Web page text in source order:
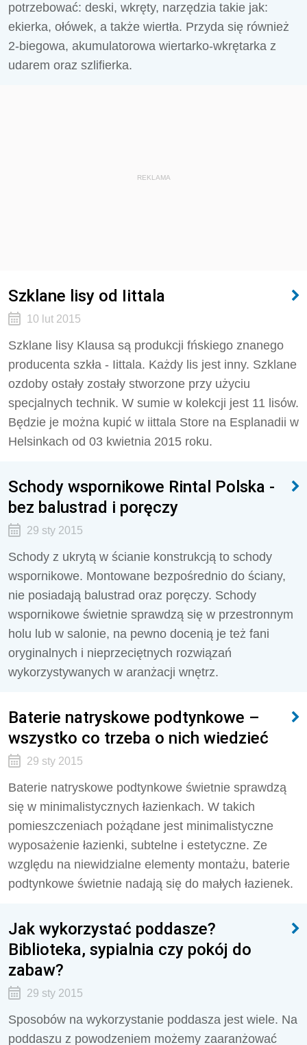
potrzebować: deski, wkręty, narzędzia takie jak:
ekierka, ołówek, a także wiertła. Przyda się również
2-biegowa, akumulatorowa wiertarko-wkrętarka z
udarem oraz szlifierka.
REKLAMA
Szklane lisy od Iittala
10 lut 2015
Szklane lisy Klausa są produkcji fńskiego znanego
producenta szkła - Iittala. Każdy lis jest inny. Szklane
ozdoby ostały zostały stworzone przy użyciu
specjalnych technik. W sumie w kolekcji jest 11 lisów.
Będzie je można kupić w iittala Store na Esplanadii w
Helsinkach od 03 kwietnia 2015 roku.
Schody wspornikowe Rintal Polska -
bez balustrad i poręczy
29 sty 2015
Schody z ukrytą w ścianie konstrukcją to schody
wspornikowe. Montowane bezpośrednio do ściany,
nie posiadają balustrad oraz poręczy. Schody
wspornikowe świetnie sprawdzą się w przestronnym
holu lub w salonie, na pewno docenią je też fani
oryginalnych i nieprzeciętnych rozwiązań
wykorzystywanych w aranżacji wnętrz.
Baterie natryskowe podtynkowe –
wszystko co trzeba o nich wiedzieć
29 sty 2015
Baterie natryskowe podtynkowe świetnie sprawdzą
się w minimalistycznych łazienkach. W takich
pomieszczeniach pożądane jest minimalistyczne
wyposażenie łazienki, subtelne i estetyczne. Ze
względu na niewidzialne elementy montażu, baterie
podtynkowe świetnie nadają się do małych łazienek.
Jak wykorzystać poddasze?
Biblioteka, sypialnia czy pokój do
zabaw?
29 sty 2015
Sposobów na wykorzystanie poddasza jest wiele. Na
poddaszu z powodzeniem możemy zaaranżować